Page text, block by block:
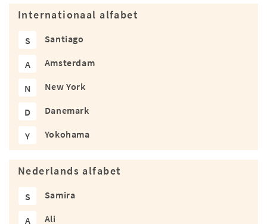
Internationaal alfabet
S Santiago
A Amsterdam
N New York
D Danemark
Y Yokohama
Nederlands alfabet
S Samira
A Ali